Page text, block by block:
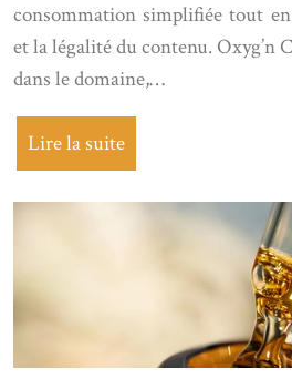
consommation simplifiée tout
et la légalité du contenu. Oxyg’n
dans le domaine,…
Lire la suite